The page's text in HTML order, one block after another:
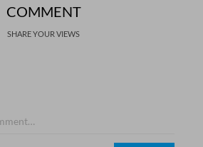
COMMENT
SHARE YOUR VIEWS